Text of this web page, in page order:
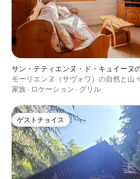
サン・テティエンヌ・ド・キュイーヌ
レー
モーリエンヌ（サヴォワ）の自然と山
ー
家族 · ロケーション · グリル
ゲストチョイス
ゲストチョイス